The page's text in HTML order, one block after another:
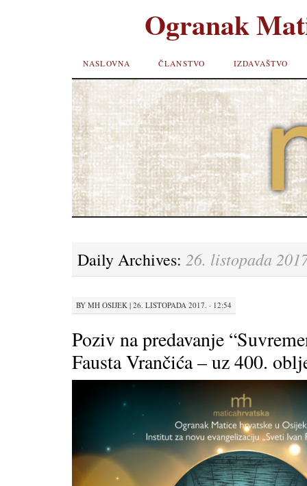
Ogranak
SKIP TO
CONTENT
NASLOVNA ČLANSTVO IZDAVAŠTVO
Daily Archives: 26. listopada
BY MH OSIJEK | 26. LISTOPADA 2017. · 12:54
Poziv na predavanje
Fausta Vrančića – uz 400.